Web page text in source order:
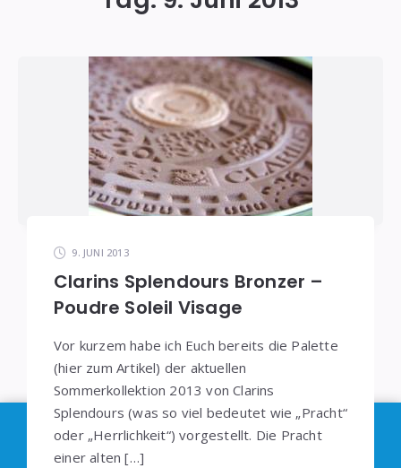
9. JUNI 2013
Clarins Splendours Bronzer –
Poudre Soleil Visage
Vor kurzem habe ich Euch bereits die Palette
(hier zum Artikel) der aktuellen
Sommerkollektion 2013 von Clarins
Splendours (was so viel bedeutet wie „Pracht“
oder „Herrlichkeit“) vorgestellt. Die Pracht
einer alten […]
Im Sinne derDSGVO : Die Erfassung Deiner Daten
durchGoogle Analytics